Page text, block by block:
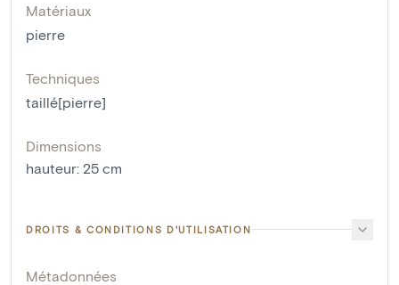
Matériaux
pierre
Techniques
taillé[pierre]
Dimensions
hauteur: 25 cm
DROITS & CONDITIONS D'UTILISATION
Métadonnées